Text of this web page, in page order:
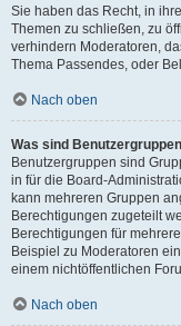
Sie haben das Recht, in
Themen zu schließen, zu
verhindern Moderatoren,
Thema Passendes, oder
Nach oben
Was sind
Benutzergruppen sind
in für die Board-
kann mehreren Gruppen
Berechtigungen zugeteilt
Berechtigungen für
Beispiel zu Moderatoren
einem nichtöffentlichen
Nach oben